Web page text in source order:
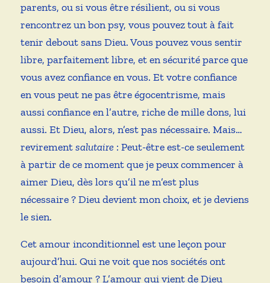
parents, ou si vous être résilient, ou si vous
rencontrez un bon psy, vous pouvez tout à fait
tenir debout sans Dieu. Vous pouvez vous sentir
libre, parfaitement libre, et en sécurité parce que
vous avez confiance en vous. Et votre confiance
en vous peut ne pas être égocentrisme, mais
aussi confiance en l’autre, riche de mille dons, lui
aussi. Et Dieu, alors, n’est pas nécessaire. Mais…
revirementsalutaire : Peut-être est-ce seulement
à partir de ce moment que je peux commencer à
aimer Dieu, dès lors qu’il ne m’est plus
nécessaire ? Dieu devient mon choix, et je deviens
le sien.
Cet amour inconditionnel est une leçon pour
aujourd’hui. Qui ne voit que nos sociétés ont
besoin d’amour ? L’amour qui vient de Dieu